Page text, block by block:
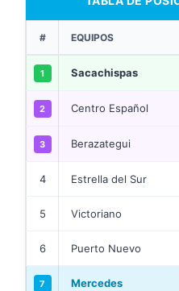
# EQUIPOS
1 Sacachispas
2 Centro Español
3 Berazategui
4 Estrella del Sur
5 Victoriano
6 Puerto Nuevo
7 Mercedes